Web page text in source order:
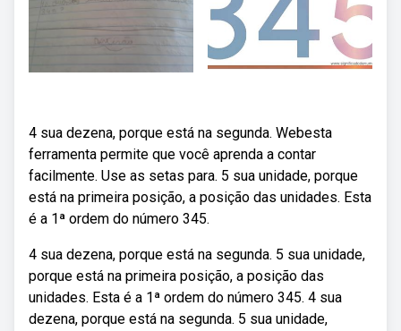
4 sua dezena, porque está na segunda. Webesta
ferramenta permite que você aprenda a contar
facilmente. Use as setas para. 5 sua unidade, porque
está na primeira posição, a posição das unidades. Esta
é a 1ª ordem do número 345.
4 sua dezena, porque está na segunda. 5 sua unidade,
porque está na primeira posição, a posição das
unidades. Esta é a 1ª ordem do número 345. 4 sua
dezena, porque está na segunda. 5 sua unidade,